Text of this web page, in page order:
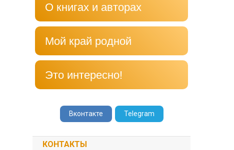
О книгах и авторах
Мой край родной
Это интересно!
Вконтакте Telegram
КОНТАКТЫ